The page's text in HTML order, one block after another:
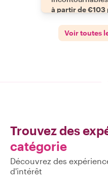
à partir de €103
Voir toutes
Trouvez des
catégorie
Découvrez des
d'intérêt